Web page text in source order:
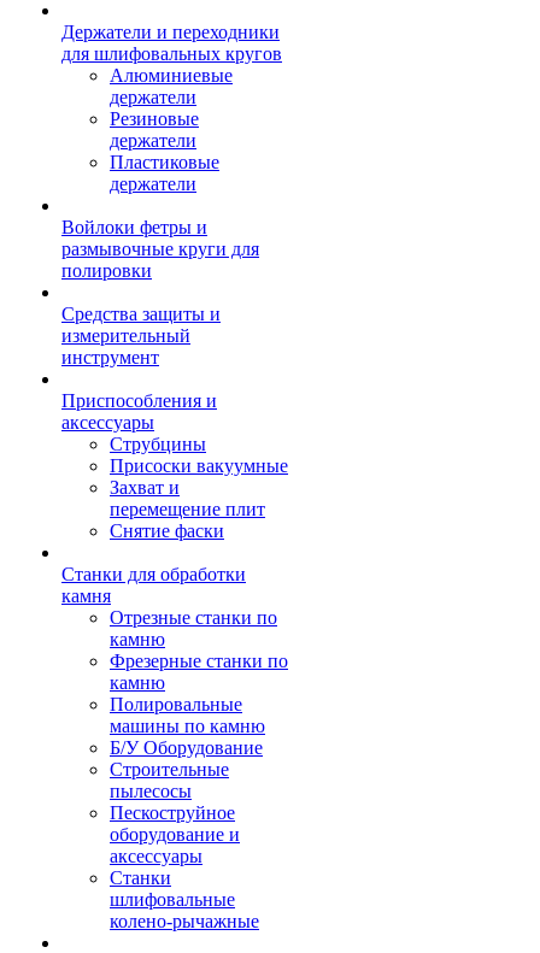
Держатели и переходники
для шлифовальных кругов
Алюминиевые
держатели
Резиновые
держатели
Пластиковые
держатели
Войлоки фетры и
размывочные круги для
полировки
Средства защиты и
измерительный
инструмент
Приспособления и
аксессуары
Струбцины
Присоски вакуумные
Захват и
перемещение плит
Снятие фаски
Станки для обработки
камня
Отрезные станки по
камню
Фрезерные станки по
камню
Полировальные
машины по камню
Б/У Оборудование
Строительные
пылесосы
Пескоструйное
оборудование и
аксессуары
Станки
шлифовальные
колено-рычажные